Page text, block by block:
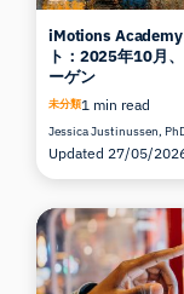
iMotions
ト：2025年10月
ーゲン
未分類1 min read
Jessica Justinussen,
Updated 27/05/